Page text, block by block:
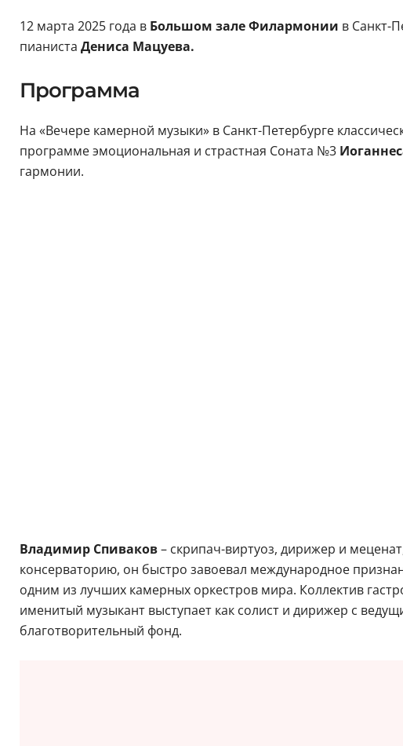
12 марта 2025 года вБольшом зале Филармонии в Санкт-
пианиста Дениса Мацуева.
Программа
На «Вечере камерной музыки» в Санкт-Петербурге
программе эмоциональная и страстная Соната №3
гармонии.
Владимир Спиваков– скрипач-виртуоз, дирижер и
консерваторию, он быстро завоевал международное
одним из лучших камерных оркестров мира. Коллектив
именитый музыкант выступает как солист и дирижер с
благотворительный фонд.